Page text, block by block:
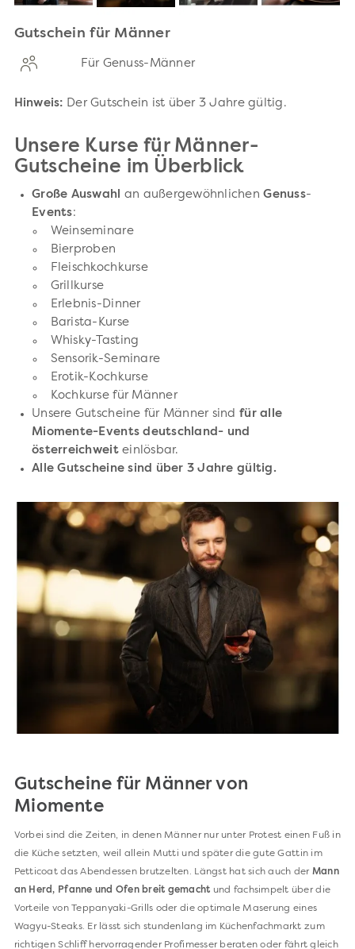
Gutschein für Männer
Für Genuss-Männer
Hinweis: Der Gutschein ist über 3 Jahre gültig.
Unsere Kurse für Männer-
Gutscheine im Überblick
Große Auswahl an außergewöhnlichenGenuss-
Events:
Weinseminare
Bierproben
Fleischkochkurse
Grillkurse
Erlebnis-Dinner
Barista-Kurse
Whisky-Tasting
Sensorik-Seminare
Erotik-Kochkurse
Kochkurse für Männer
Unsere Gutscheine für Männer sind für alle
Miomente-Events deutschland- und
österreichweiteinlösbar.
Alle Gutscheine sind über 3 Jahre gültig.
Gutscheine für Männer von
Miomente
Vorbei sind die Zeiten, in denen Männer nur unter Protest einen Fuß in
die Küche setzten, weil allein Mutti und später die gute Gattin im
Petticoat das Abendessen brutzelten. Längst hat sich auch der Mann
an Herd, Pfanne und Ofen breit gemacht und fachsimpelt über die
Vorteile von Teppanyaki-Grills oder die optimale Maserung eines
Wagyu-Steaks. Er lässt sich stundenlang im Küchenfachmarkt zum
richtigen Schliff hervorragender Profimesser beraten oder fährt gleich